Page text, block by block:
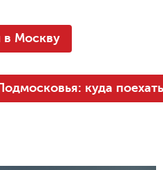
в Москву
куда